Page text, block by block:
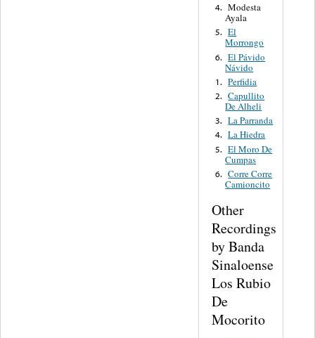
4. Modesta
Ayala
5. El
Morrongo
6. El Pávido
Návido
1. Perfidia
2. Capullito
De Alheli
3. La Parranda
4. La Hiedra
5. El Moro De
Cumpas
6. Corre Corre
Camioncito
Other
Recordings
by Banda
Sinaloense
Los Rubio
De
Mocorito